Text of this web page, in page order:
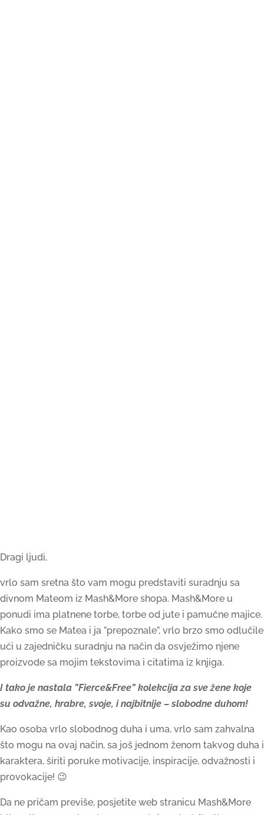
Dragi ljudi,
vrlo sam sretna što vam mogu predstaviti suradnju sa
divnom Mateom iz Mash&More shopa. Mash&More u
ponudi ima platnene torbe, torbe od jute i pamučne majice.
Kako smo se Matea i ja ”prepoznale”, vrlo brzo smo odlučile
ući u zajedničku suradnju na način da osvježimo njene
proizvode sa mojim tekstovima i citatima iz knjiga.
I tako je nastala ”Fierce&Free” kolekcija za sve žene koje
su odvažne, hrabre, svoje, i najbitnije – slobodne duhom!
Kao osoba vrlo slobodnog duha i uma, vrlo sam zahvalna
što mogu na ovaj način, sa još jednom ženom takvog duha i
karaktera, širiti poruke motivacije, inspiracije, odvažnosti i
provokacije! 😉
Da ne pričam previše, posjetite web stranicu Mash&More